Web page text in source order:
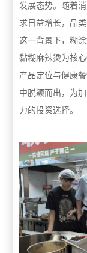
发展态势。随着
求日益增长，品
这一背景下，糊
黏糊麻辣烫为核
产品定位与健康
中脱颖而出，为
力的投资选择。